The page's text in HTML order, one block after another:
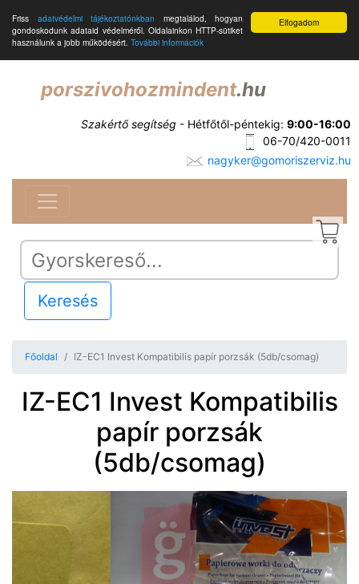
Elfogadom
Friss adatvédelmi tájékoztatónkban megtalálod, hogyan
gondoskodunk adataid védelméről. Oldalainkon HTTP-sütiket
használunk a jobb működésért. További információk
porszivohozmindent.hu
Szakértő segítség - Hétfőtől-péntekig: 9:00-16:00
06-70/420-0011
nagyker@gomoriszerviz.hu
Keresés
Főoldal IZ-EC1 Invest Kompatibilis papír porzsák (5db/csomag)
IZ-EC1 Invest Kompatibilis
papír porzsák
(5db/csomag)